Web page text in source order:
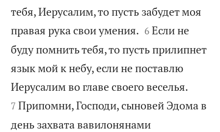
тебя, Иерусалим, то пусть забудет моя
правая рука свои умения. 

6 Если не
буду помнить тебя, то пусть прилипнет
язык мой к небу, если не поставлю
Иерусалим во главе своего веселья.
7 Припомни, Господи, сыновей Эдома в
день захвата вавилонянами